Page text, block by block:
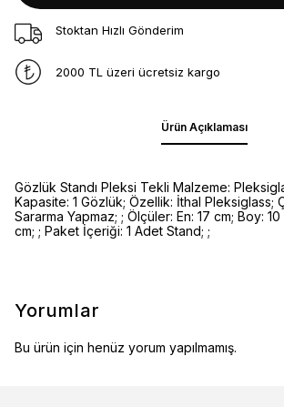
Stoktan Hızlı Gönderim
2000 TL üzeri ücretsiz kargo
Ürün Açıklaması
Gözlük Standı Pleksi Tekli Malzeme:
Kapasite: 1 Gözlük; Özellik: İthal Pleksiglass;
Sararma Yapmaz; ; Ölçüler: En: 17 cm; Boy:
cm; ; Paket İçeriği: 1 Adet Stand; ;
Yorumlar
Bu ürün için henüz yorum yapılmamış.